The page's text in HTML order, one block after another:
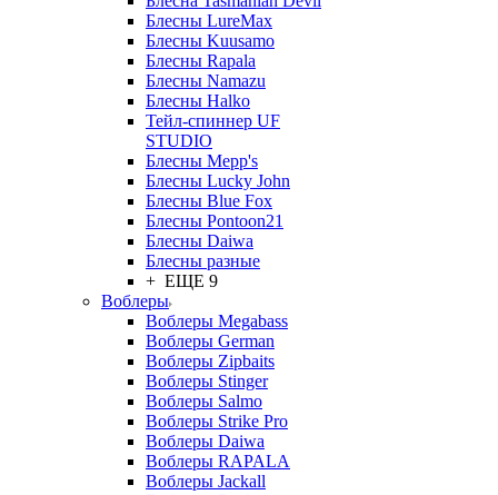
Блесны LureMax
Блесны Kuusamo
Блесны Rapala
Блесны Namazu
Блесны Halko
Тейл-спиннер UF
STUDIO
Блесны Mepp's
Блесны Lucky John
Блесны Blue Fox
Блесны Pontoon21
Блесны Daiwa
Блесны разные
+ ЕЩЕ 9
Воблеры
Воблеры Megabass
Воблеры German
Воблеры Zipbaits
Воблеры Stinger
Воблеры Salmo
Воблеры Strike Pro
Воблеры Daiwa
Воблеры RAPALA
Воблеры Jackall